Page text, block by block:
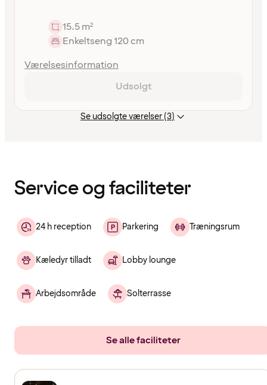
15.5 m²
Enkeltseng 120 cm
Værelsesinformation
Udsolgt
Se udsolgte værelser (3)
Service og faciliteter
24 h reception Parkering Træningsrum
Kæledyr tilladt Lobby lounge
Arbejdsområde Solterrasse
Se alle faciliteter